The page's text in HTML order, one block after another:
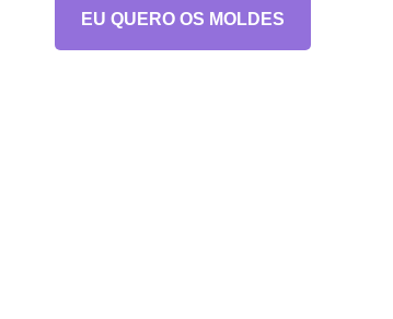
EU QUERO OS MOLDES